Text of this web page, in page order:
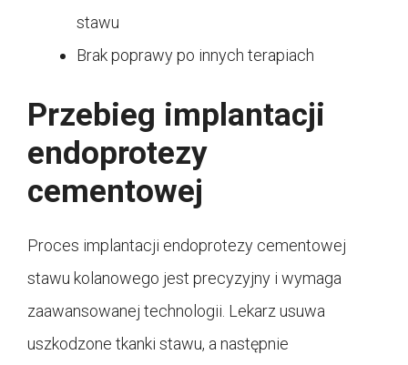
stawu
Brak poprawy po innych terapiach
Przebieg implantacji
endoprotezy
cementowej
Proces implantacji endoprotezy cementowej
stawu kolanowego jest precyzyjny i wymaga
zaawansowanej technologii. Lekarz usuwa
uszkodzone tkanki stawu, a następnie